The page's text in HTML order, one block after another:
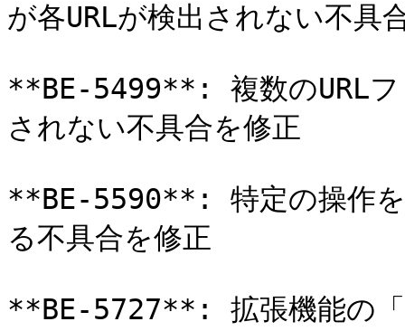
が各URLが検出されない不具
**BE-5499**: 複数のURLフ
されない不具合を修正
**BE-5590**: 特定の操作を
る不具合を修正
**BE-5727**: 拡張機能の「